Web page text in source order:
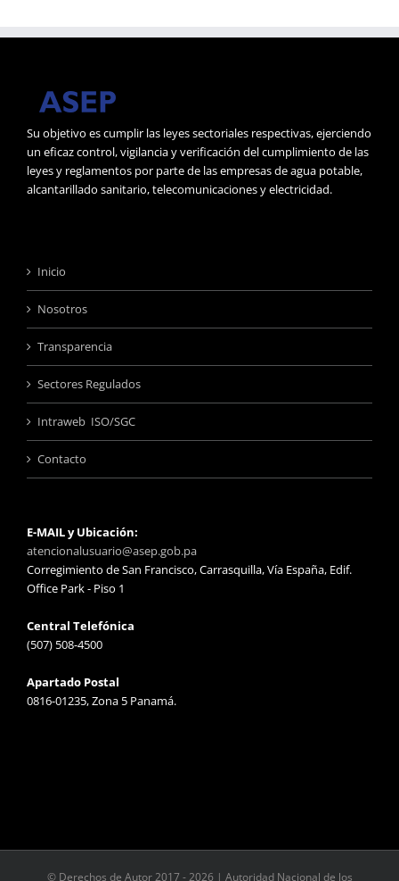
Su objetivo es cumplir las leyes sectoriales respectivas, ejerciendo
un eficaz control, vigilancia y verificación del cumplimiento de las
leyes y reglamentos por parte de las empresas de agua potable,
alcantarillado sanitario, telecomunicaciones y electricidad.
Inicio
Nosotros
Transparencia
Sectores Regulados
Intraweb ISO/SGC
Contacto
E-MAIL y Ubicación:
atencionalusuario@asep.gob.pa
Corregimiento de San Francisco, Carrasquilla, Vía España, Edif.
Office Park - Piso 1
Central Telefónica
(507) 508-4500
Apartado Postal
0816-01235, Zona 5 Panamá.
© Derechos de Autor 2017 -2026 | Autoridad Nacional de los